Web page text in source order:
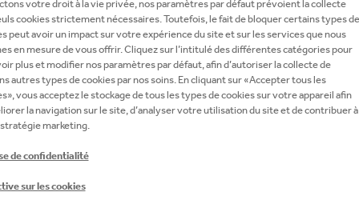
la prestigieuse marque internationale
Coffee satisfait tous les palais avec une gamme
sommes fiers de vous apporter un goût d'Italie à votre
1882 promet une expérience d'espresso
votre droit à la vie privée, nos paramètres par défaut prévoient la collecte
cookies strictement nécessaires. Toutefois, le fait de bloquer certains types de
peut avoir un impact sur votre expérience du site et sur les services que nous
en mesure de vous offrir. Cliquez sur l’intitulé des différentes catégories pour
plus et modifier nos paramètres par défaut, afin d’autoriser la collecte de
autres types de cookies par nos soins. En cliquant sur «Accepter tous les
vous acceptez le stockage de tous les types de cookies sur votre appareil afin
la navigation sur le site, d’analyser votre utilisation du site et de contribuer à
marketing.
de confidentialité
sur les cookies